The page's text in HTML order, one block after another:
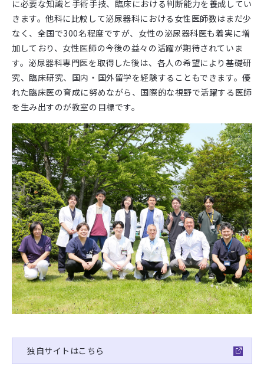
に必要な知識と手術手技、臨床における判断能力を養成してい
きます。他科に比較して泌尿器科における女性医師数はまだ少
なく、全国で300名程度ですが、女性の泌尿器科医も着実に増
加しており、女性医師の今後の益々の活躍が期待されていま
す。泌尿器科専門医を取得した後は、各人の希望により基礎研
究、臨床研究、国内・国外留学を経験することもできます。優
れた臨床医の育成に努めながら、国際的な視野で活躍する医師
を生み出すのが教室の目標です。
独自サイトはこちら